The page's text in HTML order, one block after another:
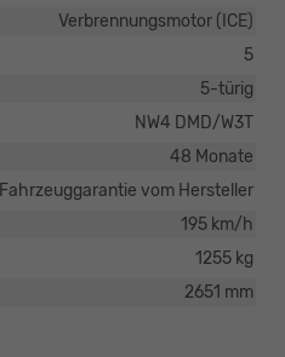
Verbrennungsmotor (ICE)
5
5-türig
NW4 DMD/W3T
48 Monate
Fahrzeuggarantie vom Hersteller
195 km/h
1255 kg
2651 mm